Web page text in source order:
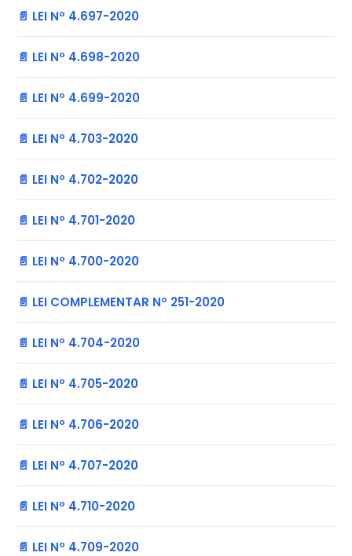
📄 LEI Nº 4.697-2020
📄 LEI Nº 4.698-2020
📄 LEI Nº 4.699-2020
📄 LEI Nº 4.703-2020
📄 LEI Nº 4.702-2020
📄 LEI Nº 4.701-2020
📄 LEI Nº 4.700-2020
📄 LEI COMPLEMENTAR Nº 251-2020
📄 LEI Nº 4.704-2020
📄 LEI Nº 4.705-2020
📄 LEI Nº 4.706-2020
📄 LEI Nº 4.707-2020
📄 LEI Nº 4.710-2020
📄 LEI Nº 4.709-2020